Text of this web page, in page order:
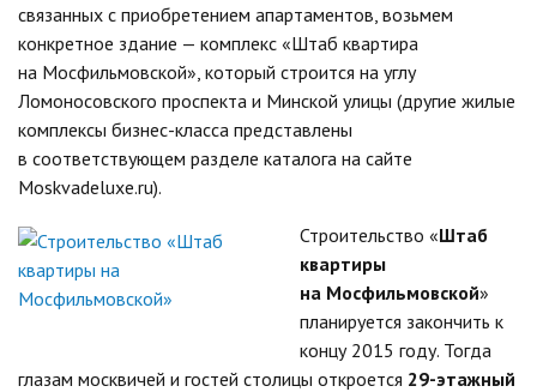
связанных с приобретением апартаментов, возьмем
конкретное здание — комплекс «Штаб квартира
на Мосфильмовской», который строится на углу
Ломоносовского проспекта и Минской улицы (другие жилые
комплексы бизнес-класса представлены
в соответствующем разделе каталога на сайте
Moskvadeluxe.ru).
Строительство «Штаб
квартиры
на Мосфильмовской»
планируется закончить к
концу 2015 году. Тогда
глазам москвичей и гостей столицы откроется 29-этажный